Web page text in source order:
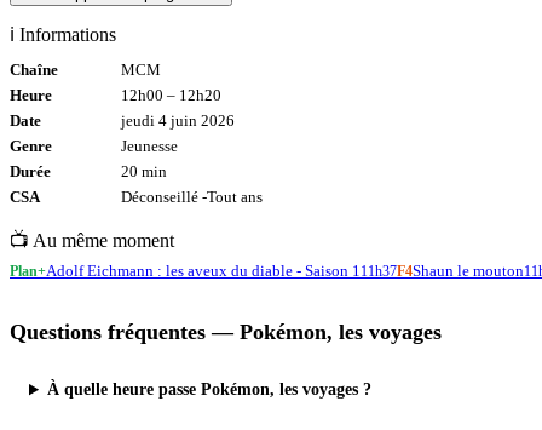
ℹ️ Informations
Chaîne
MCM
Heure
12h00 – 12h20
Date
jeudi 4 juin 2026
Genre
Jeunesse
Durée
20 min
CSA
Déconseillé -Tout ans
📺 Au même moment
Plan+Adolf Eichmann : les aveux du diable - Saison 111h37F4Shaun le mouton
Questions fréquentes — Pokémon, les voyages
À quelle heure passe Pokémon, les voyages ?